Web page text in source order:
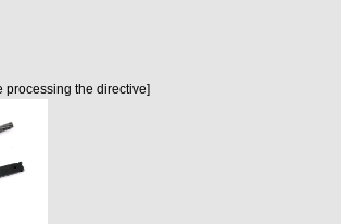
processing the directive]